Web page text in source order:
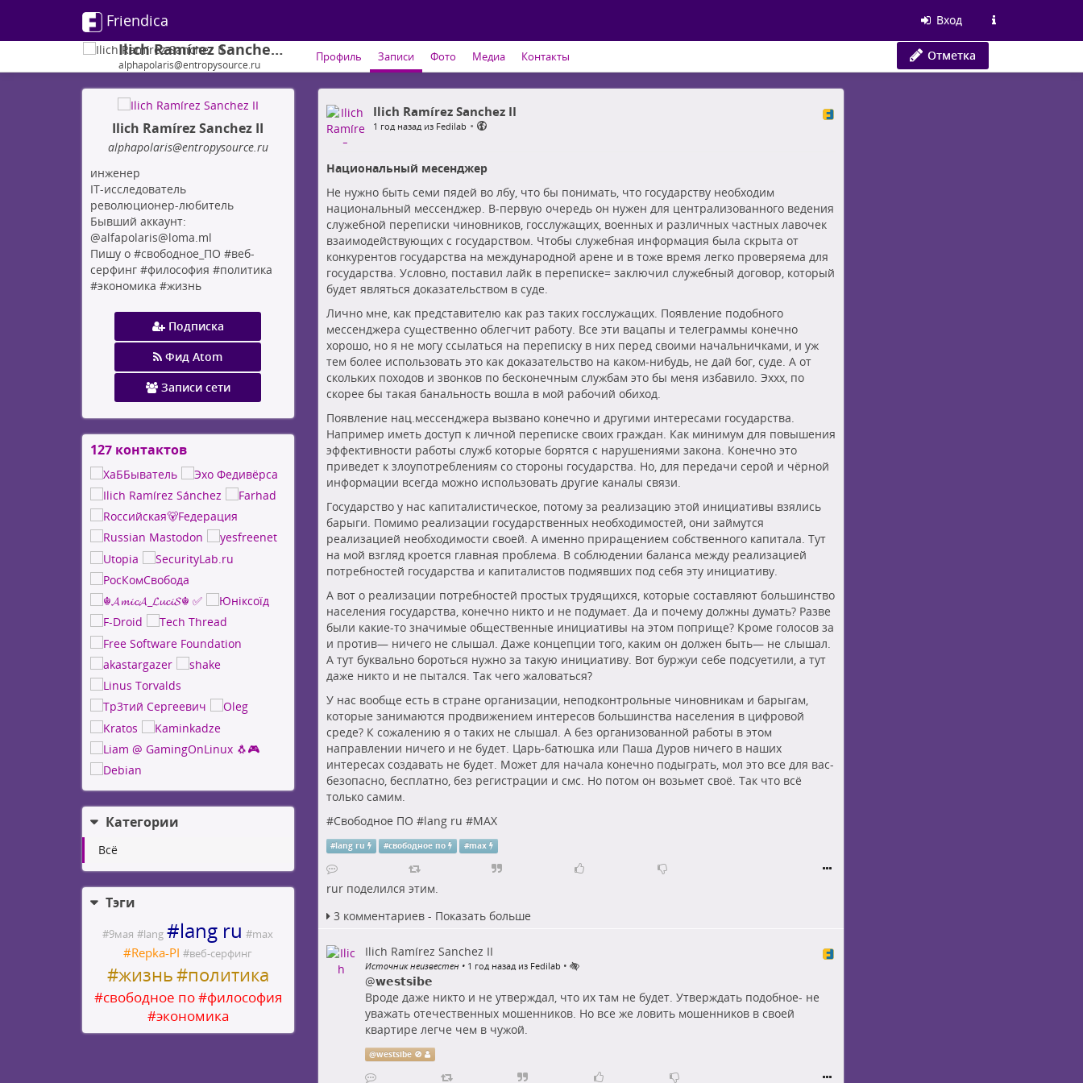
Friendica Вход
Ilich Ramírez Sanchez II
alphapolaris@entropysource.ru
Профиль Записи Фото Медиа Контакты Отметка
Ilich Ramírez Sanchez II
alphapolaris@entropysource.ru
инженер
IT-исследователь
революционер-любитель
Бывший аккаунт:
@alfapolaris@loma.ml
Пишу о #свободное_ПО #веб-
серфинг #философия #политика
#экономика #жизнь
Подписка
Фид Atom
Записи сети
127 контактовПросмотр
контактов
Категории
Всё
Тэги
#9мая #lang #lang ru #max
#Repka-PI #веб-серфинг
#жизнь#политика
#свободное по#философия
#экономика
Ilich Ramírez Sanchez II
1 год назад из Fedilab •
Национальный месенджер
Не нужно быть семи пядей во лбу, что бы понимать, что государству необходим
национальный мессенджер. В-первую очередь он нужен для централизованного ведения
служебной переписки чиновников, госслужащих, военных и различных частных лавочек
взаимодействующих с государством. Чтобы служебная информация была скрыта от
конкурентов государства на международной арене и в тоже время легко проверяема для
государства. Условно, поставил лайк в переписке= заключил служебный договор, который
будет являться доказательством в суде.
Лично мне, как представителю как раз таких госслужащих. Появление подобного
мессенджера существенно облегчит работу. Все эти вацапы и телеграммы конечно
хорошо, но я не могу ссылаться на переписку в них перед своими начальничками, и уж
тем более использовать это как доказательство на каком-нибудь, не дай бог, суде. А от
скольких походов и звонков по бесконечным службам это бы меня избавило. Эххх, по
скорее бы такая банальность вошла в мой рабочий обиход.
Появление нац.мессенджера вызвано конечно и другими интересами государства.
Например иметь доступ к личной переписке своих граждан. Как минимум для повышения
эффективности работы служб которые борятся с нарушениями закона. Конечно это
приведет к злоупотреблениям со стороны государства. Но, для передачи серой и чёрной
информации всегда можно использовать другие каналы связи.
Государство у нас капиталистическое, потому за реализацию этой инициативы взялись
барыги. Помимо реализации государственных необходимостей, они займутся
реализацией необходимости своей. А именно приращением собственного капитала. Тут
на мой взгляд кроется главная проблема. В соблюдении баланса между реализацией
потребностей государства и капиталистов подмявших под себя эту инициативу.
А вот о реализации потребностей простых трудящихся, которые составляют большинство
населения государства, конечно никто и не подумает. Да и почему должны думать? Разве
были какие-то значимые общественные инициативы на этом поприще? Кроме голосов за
и против— ничего не слышал. Даже концепции того, каким он должен быть— не слышал.
А тут буквально бороться нужно за такую инициативу. Вот буржуи себе подсуетили, а тут
даже никто и не пытался. Так чего жаловаться?
У нас вообще есть в стране организации, неподконтрольные чиновникам и барыгам,
которые занимаются продвижением интересов большинства населения в цифровой
среде? К сожалению я о таких не слышал. А без организованной работы в этом
направлении ничего и не будет. Царь-батюшка или Паша Дуров ничего в наших
интересах создавать не будет. Может для начала конечно подыграть, мол это все для вас-
безопасно, бесплатно, без регистрации и смс. Но потом он возьмет своё. Так что всё
только самим.
#Свободное ПО #lang ru #MAX
#lang ru #свободное по #max
rurподелился этим.
3 комментариев - Показать больше
Ilich Ramírez Sanchez II
Источник неизвестен • 1 год назад из Fedilab •
@𝘄𝗲𝘀𝘁𝘀𝗶𝗯𝗲
Вроде даже никто и не утверждал, что их там не будет. Утверждать подобное- не
уважать отечественных мошенников. Но все же ловить мошенников в своей
квартире легче чем в чужой.
@westsibe 🚫